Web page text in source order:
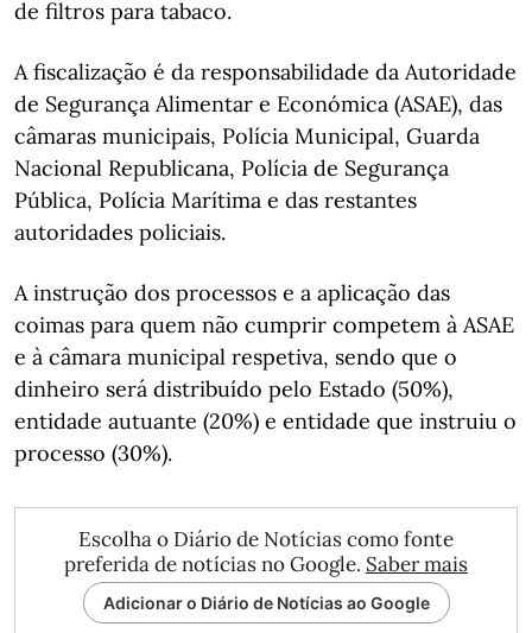
de filtros para tabaco.
A fiscalização é da responsabilidade da Autoridade
de Segurança Alimentar e Económica (ASAE), das
câmaras municipais, Polícia Municipal, Guarda
Nacional Republicana, Polícia de Segurança
Pública, Polícia Marítima e das restantes
autoridades policiais.
A instrução dos processos e a aplicação das
coimas para quem não cumprir competem à ASAE
e à câmara municipal respetiva, sendo que o
dinheiro será distribuído pelo Estado (50%),
entidade autuante (20%) e entidade que instruiu o
processo (30%).
Escolha o Diário de Notícias como fonte
preferida de notícias no Google. Saber mais
Adicionar o Diário de Notícias ao Google